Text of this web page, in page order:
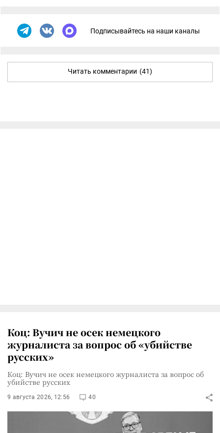
Подписывайтесь на наши каналы
Читать комментарии (41)
Коц: Вучич не осек немецкого
журналиста за вопрос об «убийстве
русских»
Коц: Вучич не осек немецкого журналиста за вопрос об
убийстве русских
9 августа 2026, 12:56 40